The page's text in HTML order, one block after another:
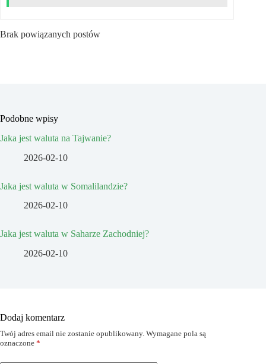
Brak powiązanych postów
Podobne wpisy
Jaka jest waluta na Tajwanie?
2026-02-10
Jaka jest waluta w Somalilandzie?
2026-02-10
Jaka jest waluta w Saharze Zachodniej?
2026-02-10
Dodaj komentarz
Twój adres email nie zostanie opublikowany. Wymagane pola są
oznaczone *